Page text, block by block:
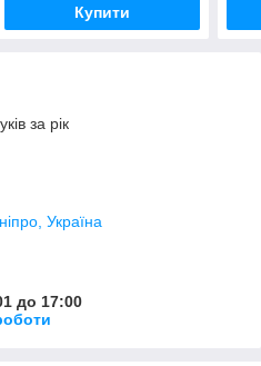
Купити
за рік
Україна
до 17:00